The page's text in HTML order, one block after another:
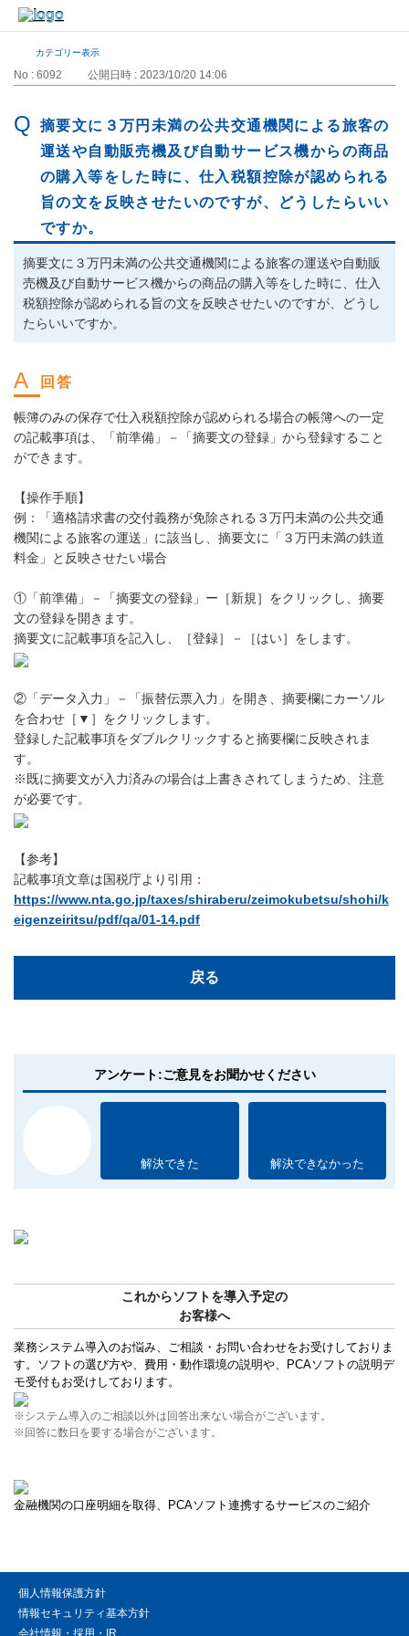
カテゴリー表示
No : 6092 公開日時 : 2023/10/20 14:06
摘要文に３万円未満の公共交通機関による旅客の
運送や自動販売機及び自動サービス機からの商品
の購入等をした時に、仕入税額控除が認められる
旨の文を反映させたいのですが、どうしたらいい
ですか。
摘要文に３万円未満の公共交通機関による旅客の運送や自動販
売機及び自動サービス機からの商品の購入等をした時に、仕入
税額控除が認められる旨の文を反映させたいのですが、どうし
たらいいですか。
帳簿のみの保存で仕入税額控除が認められる場合の帳簿への一定
の記載事項は、「前準備」－「摘要文の登録」から登録すること
ができます。
【操作手順】
例：「適格請求書の交付義務が免除される３万円未満の公共交通
機関による旅客の運送」に該当し、摘要文に「３万円未満の鉄道
料金」と反映させたい場合
①「前準備」－「摘要文の登録」ー［新規］をクリックし、摘要
文の登録を開きます。
摘要文に記載事項を記入し、［登録］－［はい］をします。
②「データ入力」－「振替伝票入力」を開き、摘要欄にカーソル
を合わせ［▼］をクリックします。
登録した記載事項をダブルクリックすると摘要欄に反映されま
す。
※既に摘要文が入力済みの場合は上書きされてしまうため、注意
が必要です。
【参考】
記載事項文章は国税庁より引用：
https://www.nta.go.jp/taxes/shiraberu/zeimokubetsu/shohi/k
eigenzeiritsu/pdf/qa/01-14.pdf
戻る
アンケート:ご意見をお聞かせください
解決できた 解決できなかった
これからソフトを導入予定の
お客様へ
業務システム導入のお悩み、ご相談・お問い合わせをお受けしておりま
す。ソフトの選び方や、費用・動作環境の説明や、PCAソフトの説明デ
モ受付もお受けしております。
※システム導入のご相談以外は回答出来ない場合がございます。
※回答に数日を要する場合がございます。
金融機関の口座明細を取得、PCAソフト連携するサービスのご紹介
個人情報保護方針
情報セキュリティ基本方針
会社情報・採用・IR